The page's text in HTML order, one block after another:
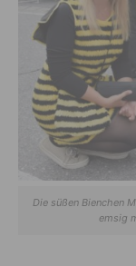
Die süßen Bienchen
emsig